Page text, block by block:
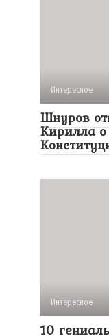
Интересное
Шнуров
Кирилла
Интересное
10